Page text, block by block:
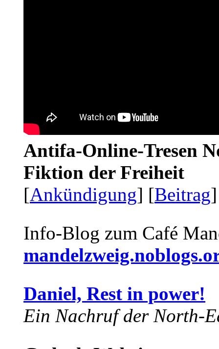
Antifa-Online-Tresen
Fiktion der Freiheit
[Ankündigung] [Beitrag
Info-Blog zum Café
Daniel, Rest in power!
Ein Nachruf der North-